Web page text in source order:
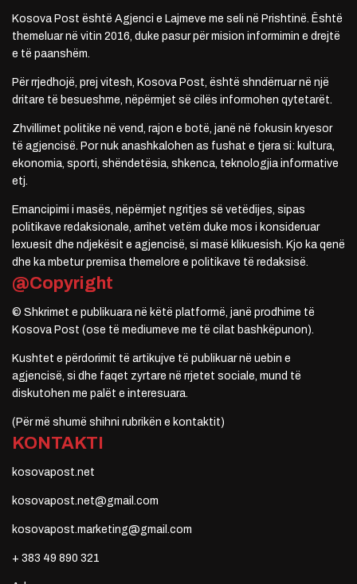
Kosova Post është Agjenci e Lajmeve me seli në Prishtinë. Është
themeluar në vitin 2016, duke pasur për mision informimin e drejtë
e të paanshëm.
Për rrjedhojë, prej vitesh, Kosova Post, është shndërruar në një
dritare të besueshme, nëpërmjet së cilës informohen qytetarët.
Zhvillimet politike në vend, rajon e botë, janë në fokusin kryesor
të agjencisë. Por nuk anashkalohen as fushat e tjera si: kultura,
ekonomia, sporti, shëndetësia, shkenca, teknologjia informative
etj.
Emancipimi i masës, nëpërmjet ngritjes së vetëdijes, sipas
politikave redaksionale, arrihet vetëm duke mos i konsideruar
lexuesit dhe ndjekësit e agjencisë, si masë klikuesish. Kjo ka qenë
dhe ka mbetur premisa themelore e politikave të redaksisë.
@Copyright
© Shkrimet e publikuara në këtë platformë, janë prodhime të
Kosova Post (ose të mediumeve me të cilat bashkëpunon).
Kushtet e përdorimit të artikujve të publikuar në uebin e
agjencisë, si dhe faqet zyrtare në rrjetet sociale, mund të
diskutohen me palët e interesuara.
(Për më shumë shihni rubrikën e kontaktit)
KONTAKTI
kosovapost.net
kosovapost.net@gmail.com
kosovapost.marketing@gmail.com
+ 383 49 890 321